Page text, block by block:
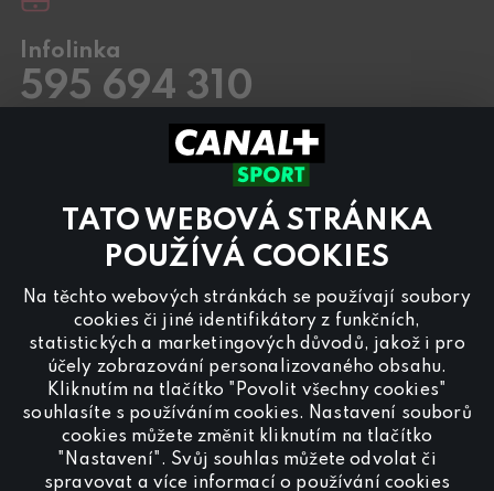
TATO WEBOVÁ STRÁNKA
POUŽÍVÁ COOKIES
Na těchto webových stránkách se používají soubory
cookies či jiné identifikátory z funkčních,
statistických a marketingových důvodů, jakož i pro
účely zobrazování personalizovaného obsahu.
Kliknutím na tlačítko "Povolit všechny cookies"
souhlasíte s používáním cookies. Nastavení souborů
cookies můžete změnit kliknutím na tlačítko
"Nastavení". Svůj souhlas můžete odvolat či
spravovat a více informací o používání cookies
Infolinka
595 694 310
8.00 – 20:00
8.00 – 18:00
inzerci na programu CANAL+ Sport
nás
kontaktujte nareklama@canalplus.cz
Naši redakci kontaktujete na
redakce@canalplus.cz